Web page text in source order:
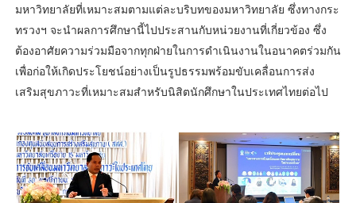
มหาวิทยาลัยที่เหมาะสมตามแต่ละบริบทของมหาวิทยาลัย ซึ่งทางกระ
ทรวงฯ จะนำผลการศึกษานี้ไปประสานกับหน่วยงานที่เกี่ยวข้อง ซึ่ง
ต้องอาศัยความร่วมมือจากทุกฝ่ายในการดำเนินงานในอนาคตร่วมกัน
เพื่อก่อให้เกิดประโยชน์อย่างเป็นรูปธรรมพร้อมขับเคลื่อนการส่ง
เสริมสุขภาวะที่เหมาะสมสำหรับนิสิตนักศึกษาในประเทศไทยต่อไป